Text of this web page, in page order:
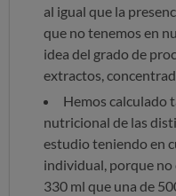
al igual que la
que no tenemos en
idea del grado de
extractos,
Hemos calculado
nutricional de las
estudio teniendo en
individual, porque no
330 ml que una de